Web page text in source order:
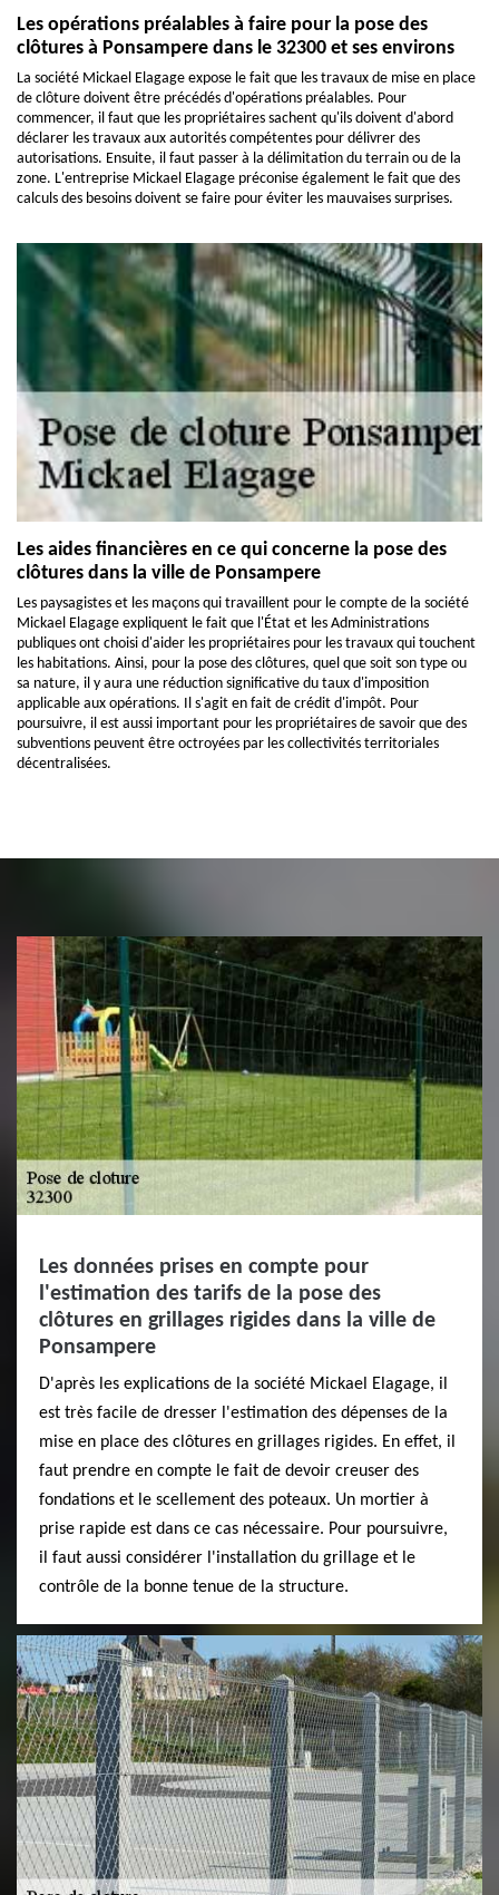
Les opérations préalables à faire pour la pose des
clôtures à Ponsampere dans le 32300 et ses environs
La société Mickael Elagage expose le fait que les travaux de mise en place
de clôture doivent être précédés d'opérations préalables. Pour
commencer, il faut que les propriétaires sachent qu'ils doivent d'abord
déclarer les travaux aux autorités compétentes pour délivrer des
autorisations. Ensuite, il faut passer à la délimitation du terrain ou de la
zone. L'entreprise Mickael Elagage préconise également le fait que des
calculs des besoins doivent se faire pour éviter les mauvaises surprises.
Les aides financières en ce qui concerne la pose des
clôtures dans la ville de Ponsampere
Les paysagistes et les maçons qui travaillent pour le compte de la société
Mickael Elagage expliquent le fait que l'État et les Administrations
publiques ont choisi d'aider les propriétaires pour les travaux qui touchent
les habitations. Ainsi, pour la pose des clôtures, quel que soit son type ou
sa nature, il y aura une réduction significative du taux d'imposition
applicable aux opérations. Il s'agit en fait de crédit d'impôt. Pour
poursuivre, il est aussi important pour les propriétaires de savoir que des
subventions peuvent être octroyées par les collectivités territoriales
décentralisées.
Les données prises en compte pour
l'estimation des tarifs de la pose des
clôtures en grillages rigides dans la ville de
Ponsampere
D'après les explications de la société Mickael Elagage, il
est très facile de dresser l'estimation des dépenses de la
mise en place des clôtures en grillages rigides. En effet, il
faut prendre en compte le fait de devoir creuser des
fondations et le scellement des poteaux. Un mortier à
prise rapide est dans ce cas nécessaire. Pour poursuivre,
il faut aussi considérer l'installation du grillage et le
contrôle de la bonne tenue de la structure.